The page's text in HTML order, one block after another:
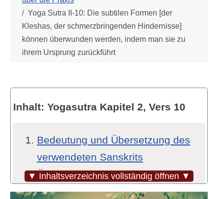
Yoga Sutra II-10: Die subtilen Formen [der
Kleshas, der schmerzbringenden Hindernisse]
können überwunden werden, indem man sie zu
ihrem Ursprung zurückführt
▼ Inhaltsverzeichnis vollständig öffnen ▼
Inhalt: Yogasutra Kapitel 2, Vers 10
Bedeutung und Übersetzung des
verwendeten Sanskrits
Übersetzungsvarianten und -
hinweise (Quellen)